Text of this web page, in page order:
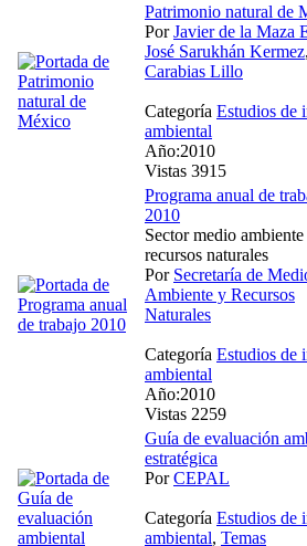
Patrimonio natural de
PorJavier de la Maza
José Sarukhán Kermez,
Carabias Lillo
Categoría Estudios de
ambiental
Año:2010
Vistas 3915
Programa anual de
2010
Sector medio
recursos naturales
Por Secretaría de
Ambiente y Recursos
Naturales
Categoría Estudios de
ambiental
Año:2010
Vistas 2259
Guía de evaluación
estratégica
PorCEPAL
Categoría Estudios de
ambiental, Temas